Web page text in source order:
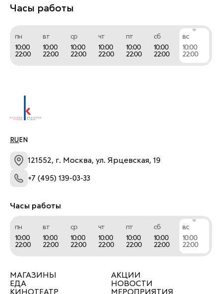
Часы работы
пн
10:00
22:00
вт
10:00
22:00
ср
10:00
22:00
чт
10:00
22:00
пт
10:00
22:00
сб
10:00
22:00
вс
10:00
22:00
RU EN
121552, г. Москва, ул. Ярцевская, 19
+7 (495) 139-03-33
Часы работы
пн
10:00
22:00
вт
10:00
22:00
ср
10:00
22:00
чт
10:00
22:00
пт
10:00
22:00
сб
10:00
22:00
вс
10:00
22:00
МАГАЗИНЫ
ЕДА
КИНОТЕАТР
АКЦИИ
НОВОСТИ
МЕРОПРИЯТИЯ